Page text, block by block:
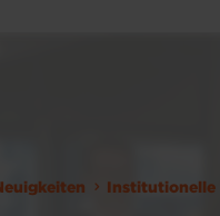
Institutionelle